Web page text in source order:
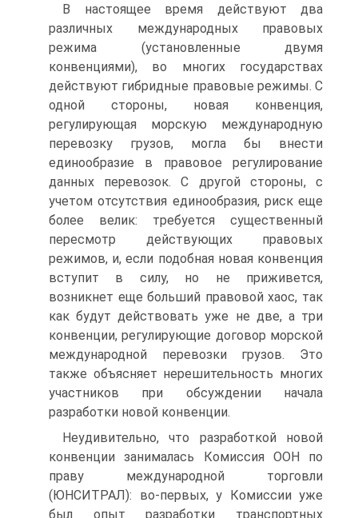
В настоящее время действуют два
различных международных правовых
режима (установленные двумя
конвенциями), во многих государствах
действуют гибридные правовые режимы. С
одной стороны, новая конвенция,
регулирующая морскую международную
перевозку грузов, могла бы внести
единообразие в правовое регулирование
данных перевозок. С другой стороны, с
учетом отсутствия единообразия, риск еще
более велик: требуется существенный
пересмотр действующих правовых
режимов, и, если подобная новая конвенция
вступит в силу, но не приживется,
возникнет еще больший правовой хаос, так
как будут действовать уже не две, а три
конвенции, регулирующие договор морской
международной перевозки грузов. Это
также объясняет нерешительность многих
участников при обсуждении начала
разработки новой конвенции.
Неудивительно, что разработкой новой
конвенции занималась Комиссия ООН по
праву международной торговли
(ЮНСИТРАЛ): во-первых, у Комиссии уже
был опыт разработки транспортных